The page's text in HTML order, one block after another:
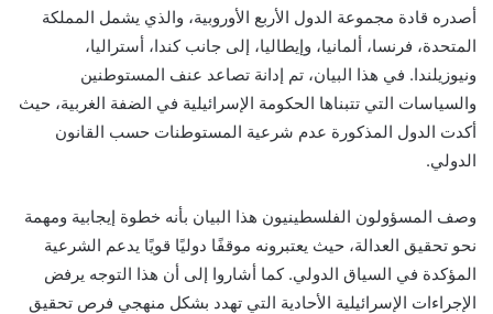
أصدره قادة مجموعة الدول الأربع الأوروبية، والذي يشمل المملكة
المتحدة، فرنسا، ألمانيا، وإيطاليا، إلى جانب كندا، أستراليا،
ونيوزيلندا. في هذا البيان، تم إدانة تصاعد عنف المستوطنين
والسياسات التي تتبناها الحكومة الإسرائيلية في الضفة الغربية، حيث
أكدت الدول المذكورة عدم شرعية المستوطنات حسب القانون
الدولي.
وصف المسؤولون الفلسطينيون هذا البيان بأنه خطوة إيجابية ومهمة
نحو تحقيق العدالة، حيث يعتبرونه موقفًا دوليًا قويًا يدعم الشرعية
المؤكدة في السياق الدولي. كما أشاروا إلى أن هذا التوجه يرفض
الإجراءات الإسرائيلية الأحادية التي تهدد بشكل منهجي فرص تحقيق